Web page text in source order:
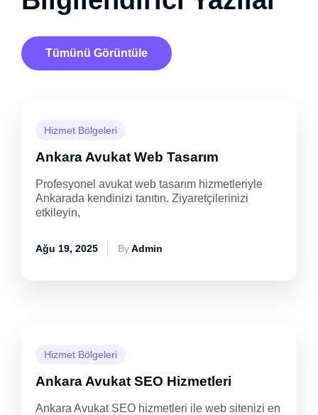
Tümünü Görüntüle
Hizmet Bölgeleri
Ankara Avukat Web Tasarım
Profesyonel avukat web tasarım hizmetleriyle
Ankarada kendinizi tanıtın. Ziyaretçilerinizi
etkileyin,
Ağu 19, 2025 ByAdmin
Hizmet Bölgeleri
Ankara Avukat SEO Hizmetleri
Ankara Avukat SEO hizmetleri ile web sitenizi en